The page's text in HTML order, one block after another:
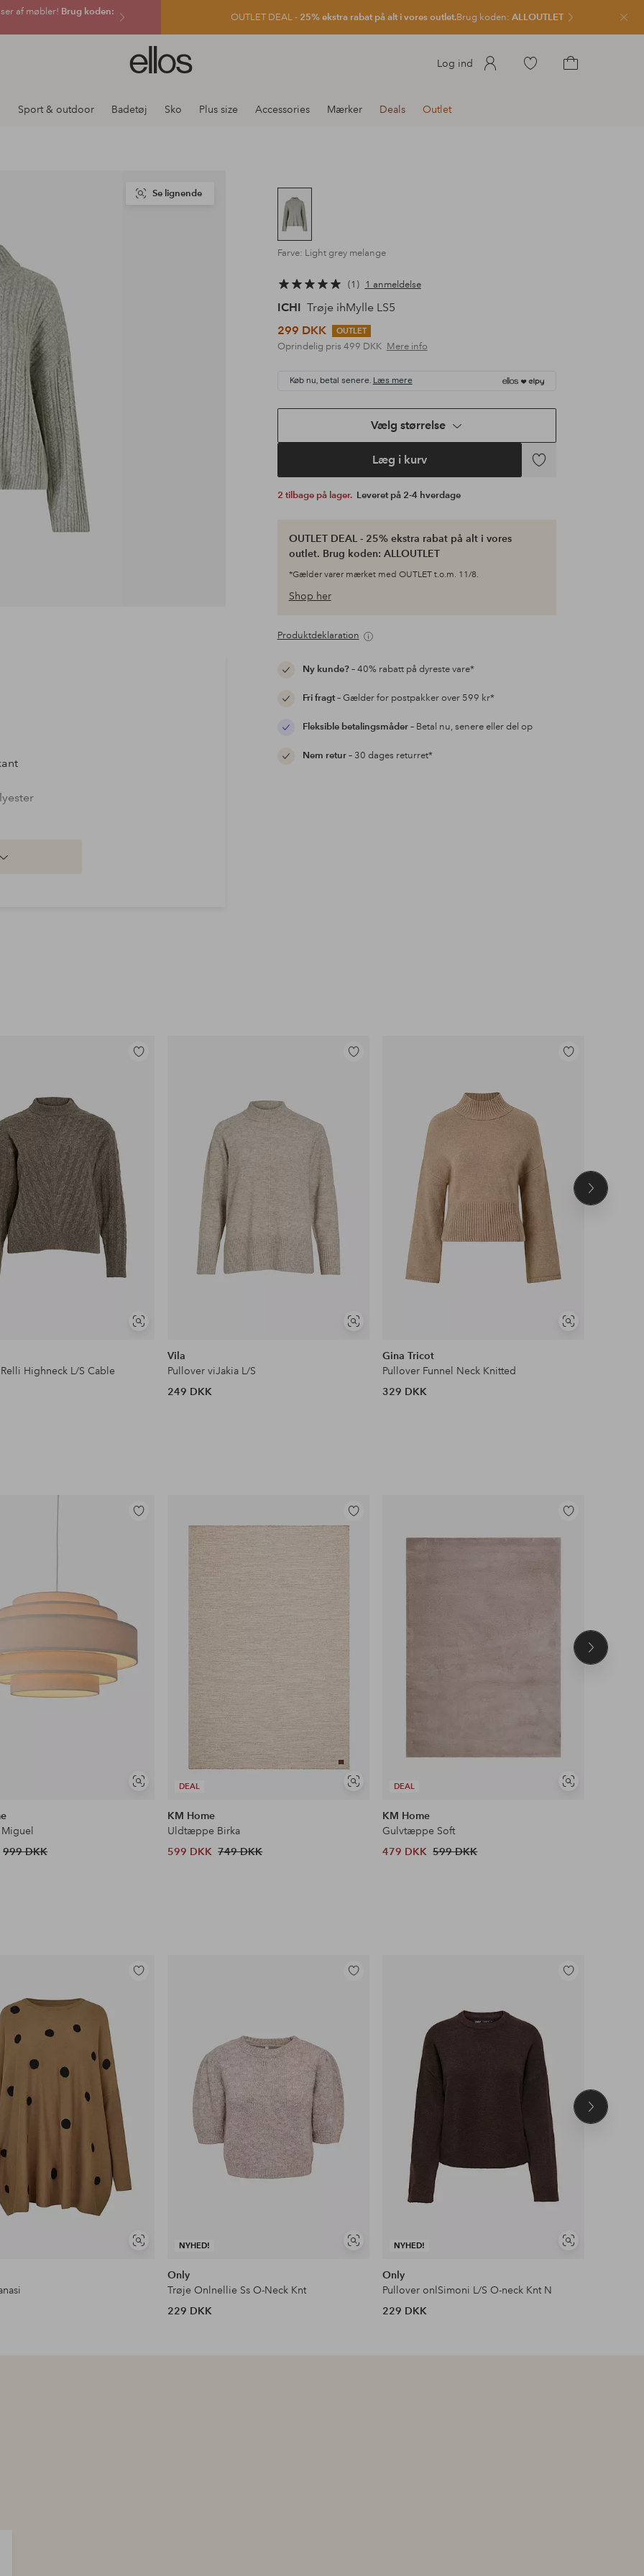
af møbler! Brug koden:
OUTLET DEAL - 25% ekstra rabat på alt i vores outlet.Brug koden: ALLOUTLET Luk
Ellos
logo
gå
Log ind
Gå
Sport & outdoor Badetøj Sko Plus size Accessories Mærker Deals Outlet
Se lignende
Farve: Light grey melange
1 1 anmeldelse
ICHI Trøje ihMylle LS5
299 DKK
OUTLET
Oprindelig pris 499 DKK Mere info
Køb nu, betal senere. Læs mere
Vælg størrelse
Læg i kurv
Tilføj
2 tilbage på lager. Leveret på 2-4 hverdage
OUTLET DEAL - 25% ekstra rabat på alt i vores
outlet. Brug koden: ALLOUTLET
*Gælder varer mærket med OUTLET t.o.m. 11/8.
Shop her
Produktdeklaration
Ny kunde?– 40% rabatt på dyreste vare*
Fri fragt– Gælder for postpakker over 599 kr*
Fleksible betalingsmåder– Betal nu, senere eller del op
Nem retur– 30 dages returret*
Se
Tilføj
Highneck L/S Cable
Se
Tilføj
Vila
Pullover viJakia L/S
249 DKK
Se
Tilføj
Gina Tricot
Pullover Funnel Neck Knitted
329 DKK
Næste
Se
Tilføj
999 DKK
DEAL
Se
Tilføj
til
favoritter
KM Home
Uldtæppe Birka
599 DKK 749 DKK
DEAL
Se
Tilføj
KM Home
Gulvtæppe Soft
479 DKK 599 DKK
Næste
Se
Tilføj
NYHED!
Se
Tilføj
Only
Trøje Onlnellie Ss O-Neck Knt
229 DKK
NYHED!
Se
Tilføj
Only
Pullover onlSimoni L/S O-neck Knt N
229 DKK
Næste